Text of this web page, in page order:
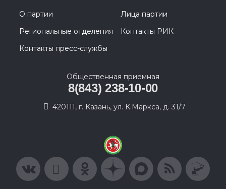
О партии
Лица партии
Региональные отделения
Контакты РИК
Контакты пресс-службы
Общественная приемная
8(843) 238-10-00
420111, г. Казань, ул. К.Маркса, д. 31/7